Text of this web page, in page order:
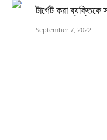
টার্গেট করা ব্যক্তিকে
September 7, 2022